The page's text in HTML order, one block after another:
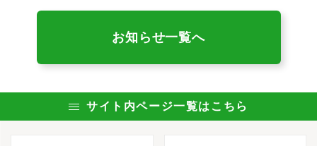
お知らせ一覧へ
サイト内ページ一覧はこちら